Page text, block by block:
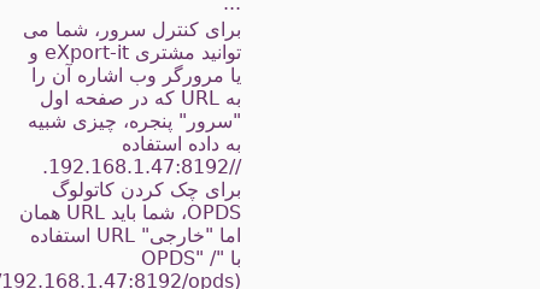
برای کنترل سرور، شما می
توانید مشتری eXport-it و
یا مرورگر وب اشاره آن را
به URL که در صفحه اول
"سرور" پنجره، چیزی شبیه
به داده استفاده
//192.168.1.47:8192.
برای چک کردن کاتولوگ
OPDS، شما باید URL همان
اما "خارجی" URL استفاده
با "/ OPDS"
(//192.168.1.47:8192/opds)،